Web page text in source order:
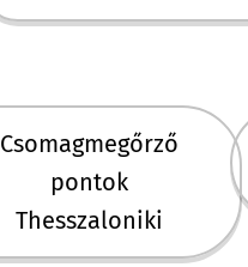
Csomagmegőrző
pontok
Thesszaloniki